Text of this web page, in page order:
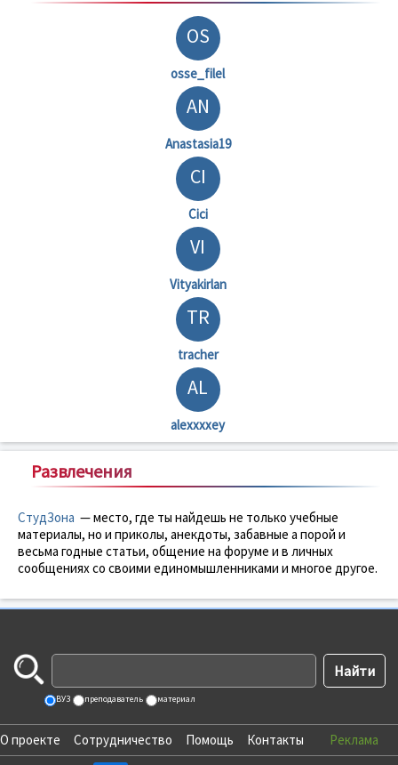
OS
osse_filel
AN
Anastasia19
CI
Cici
VI
Vityakirlan
TR
tracher
AL
alexxxxey
Развлечения
СтудЗона — место, где ты найдешь не только учебные
материалы, но и приколы, анекдоты, забавные а порой и
весьма годные статьи, общение на форуме и в личных
сообщениях со своими единомышленниками и многое другое.
ВУЗ преподаватель материал
О проекте Сотрудничество Помощь Контакты Реклама